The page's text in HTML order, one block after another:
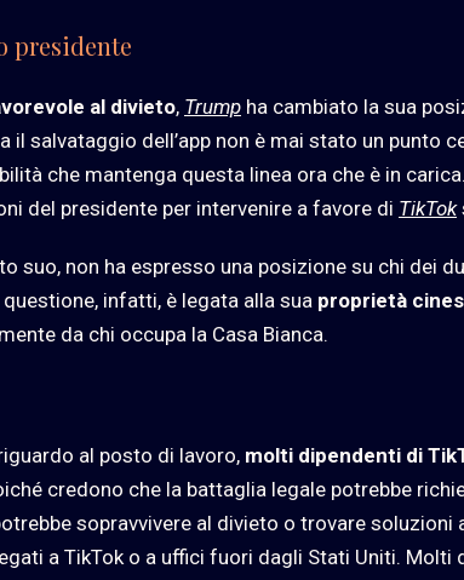
presidente
al divieto, Trump ha cambiato la sua
il salvataggio dell’app non è mai stato un punto
che mantenga questa linea ora che è in
del presidente per intervenire a favore di TikTok
suo, non ha espresso una posizione su chi dei
infatti, è legata alla sua proprietà
da chi occupa la Casa Bianca.
al posto di lavoro, molti dipendenti di
credono che la battaglia legale potrebbe
sopravvivere al divieto o trovare
a TikTok o a uffici fuori dagli Stati Uniti. Molti